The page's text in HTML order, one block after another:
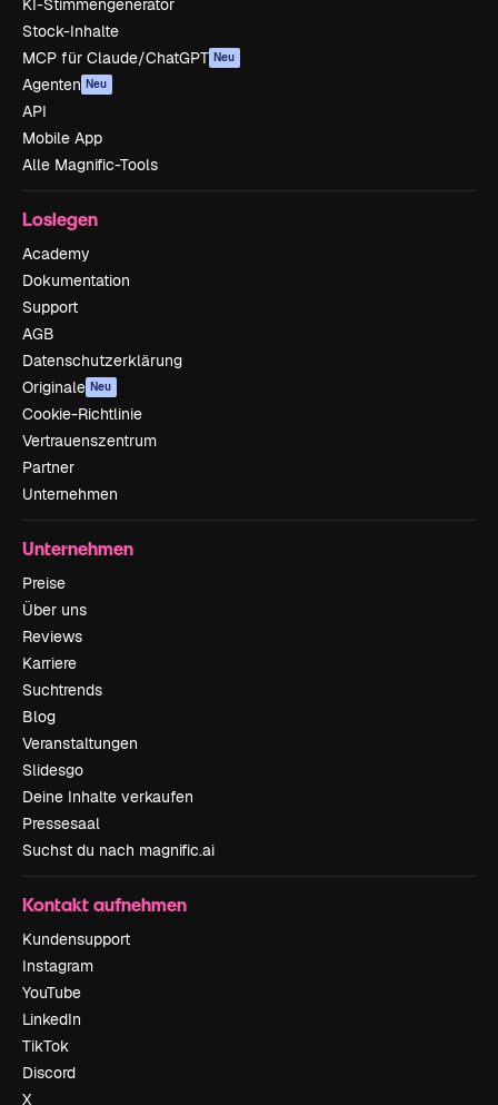
KI-Stimmengenerator
Stock-Inhalte
MCP für Claude/ChatGPT Neu
Agenten Neu
API
Mobile App
Alle Magnific-Tools
Loslegen
Academy
Dokumentation
Support
AGB
Datenschutzerklärung
Originale Neu
Cookie-Richtlinie
Vertrauenszentrum
Partner
Unternehmen
Unternehmen
Preise
Über uns
Reviews
Karriere
Suchtrends
Blog
Veranstaltungen
Slidesgo
Deine Inhalte verkaufen
Pressesaal
Suchst du nach magnific.ai
Kontakt aufnehmen
Kundensupport
Instagram
YouTube
LinkedIn
TikTok
Discord
X